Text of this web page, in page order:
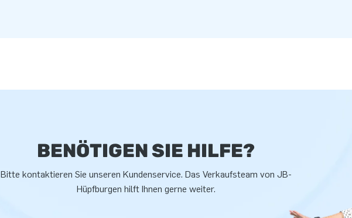
BENÖTIGEN SIE HILFE?
Bitte kontaktieren Sie unseren Kundenservice. Das Verkaufsteam von JB-
Hüpfburgen hilft Ihnen gerne weiter.